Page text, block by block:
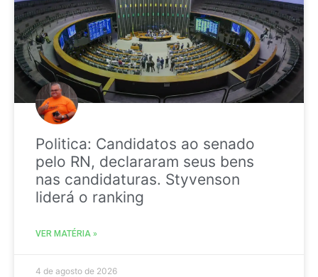
Politica: Candidatos ao senado
pelo RN, declararam seus bens
nas candidaturas. Styvenson
liderá o ranking
VER MATÉRIA »
4 de agosto de 2026